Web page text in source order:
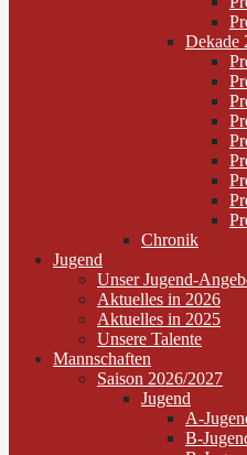
Dekade
Chronik
Jugend
Unser Jugend-
Aktuelles in 2026
Aktuelles in 2025
Unsere Talente
Mannschaften
Saison 2026/2027
Jugend
A-
B-